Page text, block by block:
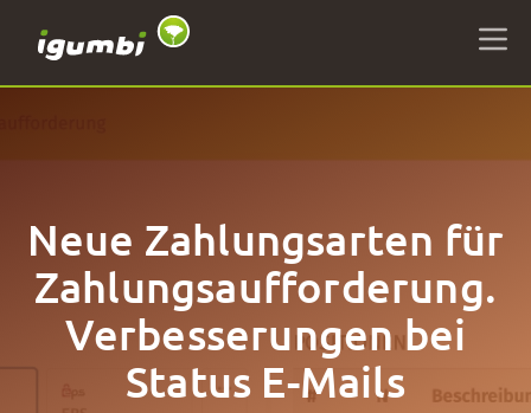
Neue Zahlungsarten für
Zahlungsaufforderung.
Verbesserungen bei
Status E-Mails